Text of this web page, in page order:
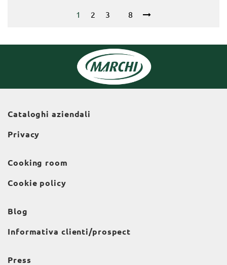
1 2 3 8
Cataloghi aziendali
Privacy
Cooking room
Cookie policy
Blog
Informativa clienti/prospect
Press